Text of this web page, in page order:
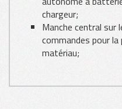
chargeur;
Manche central sur
commandes pour
matériau;